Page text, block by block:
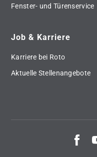
Fenster- und Türenservice
Job & Karriere
Karriere bei Roto
Aktuelle Stellenangebote